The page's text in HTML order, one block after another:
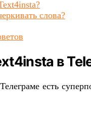
слова?
в
есть